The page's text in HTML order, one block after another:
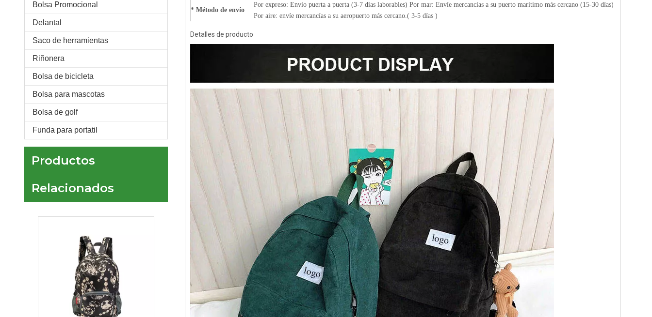
Bolsa Promocional
Delantal
Saco de herramientas
Riñonera
Bolsa de bicicleta
Bolsa para mascotas
Bolsa de golf
Funda para portatil
Productos
Relacionados
* Método de envío
Por expreso: Envío puerta a puerta (3-7 días laborables) Por mar: Envíe mercancías a su puerto marítimo más cercano (15-30 días)
Por aire: envíe mercancías a su aeropuerto más cercano.( 3-5 días )
Detalles de producto